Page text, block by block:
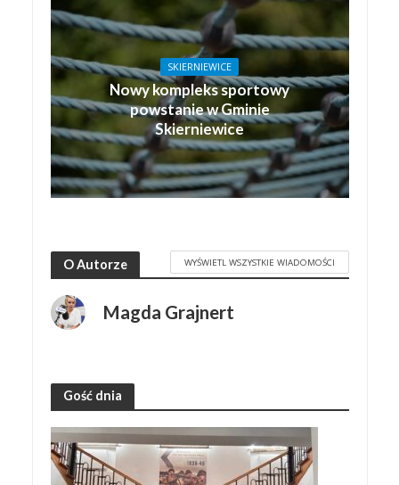
SKIERNIEWICE
Nowy kompleks sportowy
powstanie w Gminie
Skierniewice
O Autorze WYŚWIETL WSZYSTKIE WIADOMOŚCI
Magda Grajnert
Gość dnia